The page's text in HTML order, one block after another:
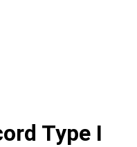
Type I